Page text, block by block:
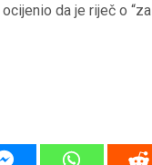
da je riječ o